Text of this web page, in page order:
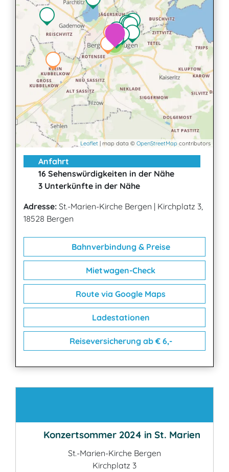
2
Leaflet | map data © OpenStreetMap contributors
Anfahrt
16 Sehenswürdigkeiten in der Nähe
3 Unterkünfte in der Nähe
Adresse: St.-Marien-Kirche Bergen | Kirchplatz 3,
18528 Bergen
Bahnverbindung & Preise
Mietwagen-Check
Route via Google Maps
Ladestationen
Reiseversicherung ab € 6,-
Konzertsommer 2024 in St. Marien
St.-Marien-Kirche Bergen
Kirchplatz 3